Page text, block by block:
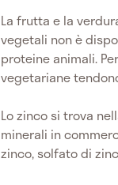
La frutta e la
vegetali non è
proteine ​​animali.
vegetariane
Lo zinco si trova
minerali in
zinco, solfato di